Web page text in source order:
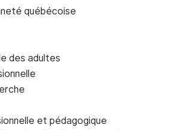
québécoise
des adultes
et pédagogique